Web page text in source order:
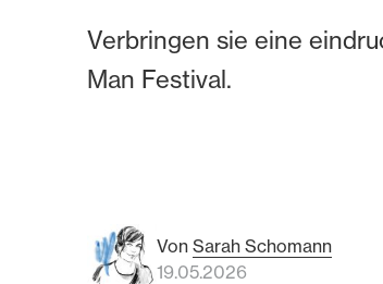
Verbringen sie eine
Man Festival.
Von Sarah Schomann
19.05.2026